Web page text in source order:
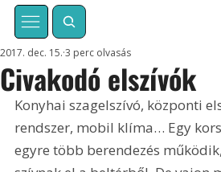
Civakodó elszívók
2017. dec. 15. 3 perc olvasás
Konyhai szagelszívó, központi
rendszer, mobil klíma… Egy
egyre több berendezés